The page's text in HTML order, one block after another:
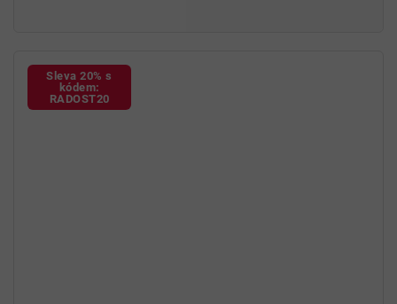
Sleva 20% s
kódem:
RADOST20